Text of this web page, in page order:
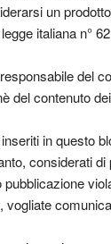
un prodotto
italiana n°
del
del contenuto
in questo
considerati di
pubblicazione
vogliate